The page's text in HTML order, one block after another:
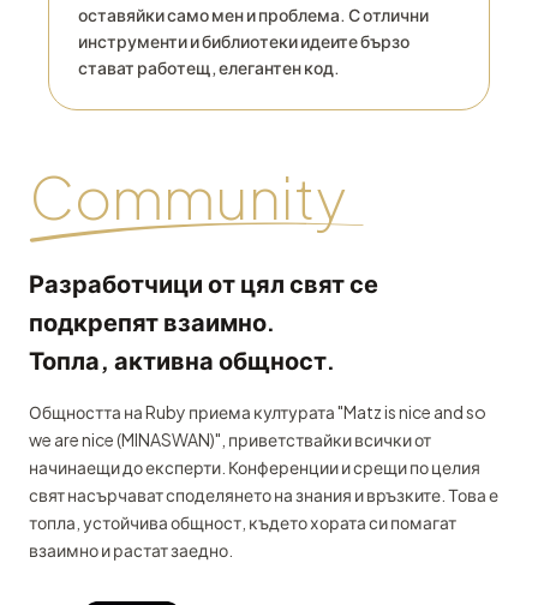
оставяйки само мен и проблема. С отлични
инструменти и библиотеки идеите бързо
стават работещ, елегантен код.
Community
Разработчици от цял свят се
подкрепят взаимно.
Топла, активна общност.
Общността на Ruby приема културата "Matz is nice and so
we are nice (MINASWAN)", приветствайки всички от
начинаещи до експерти. Конференции и срещи по целия
свят насърчават споделянето на знания и връзките. Това е
топла, устойчива общност, където хората си помагат
взаимно и растат заедно.